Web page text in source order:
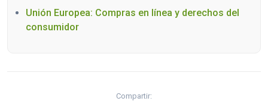
Unión Europea: Compras en línea y derechos del
consumidor
Compartir: